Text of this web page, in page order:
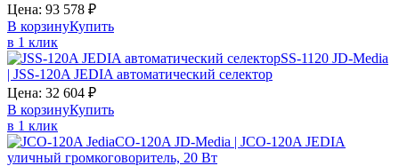
Цена: 93 578 ₽
В корзинуКупить
в 1 клик
SS-1120 JD-Media
| JSS-120A JEDIA автоматический селектор
Цена: 32 604 ₽
В корзинуКупить
в 1 клик
CO-120A JD-Media | JCO-120A JEDIA
уличный громкоговоритель, 20 Вт